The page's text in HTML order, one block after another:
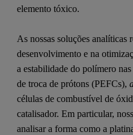
elemento tóxico.
As nossas soluções analíticas
desenvolvimento e na
a estabilidade do polímero
de troca de prótons (PEFCs),
células de combustível de
catalisador. Em particular,
analisar a forma como a